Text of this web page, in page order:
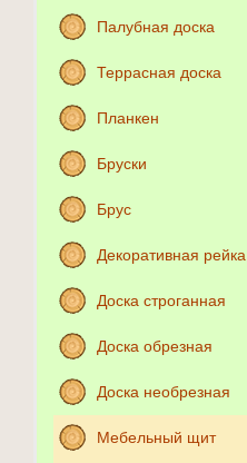
Палубная доска
Террасная доска
Планкен
Бруски
Брус
Декоративная рейка
Доска строганная
Доска обрезная
Доска необрезная
Мебельный щит